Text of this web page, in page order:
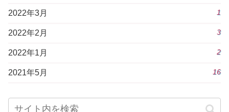
2022年3月 1
2022年2月 3
2022年1月 2
2021年5月 16